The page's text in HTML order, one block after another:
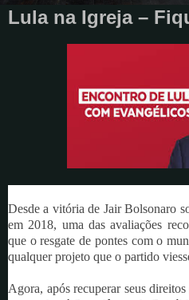
Lula na Igreja –
Desde a vitória de Jair Bolsonaro
em 2018, uma das avaliações
que o resgate de pontes com o
qualquer projeto que o partido
Agora, após recuperar seus